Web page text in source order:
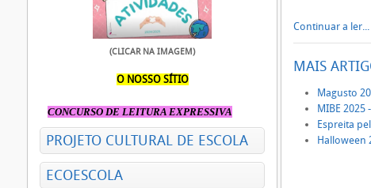
Continuar a ler...
MAIS
Magusto
MIBE 2025
Espreita
Halloween
(CLICAR NA IMAGEM)
O NOSSO SÍTIO
CONCURSO DE LEITURA EXPRESSIVA
PROJETO CULTURAL DE ESCOLA
ECOESCOLA